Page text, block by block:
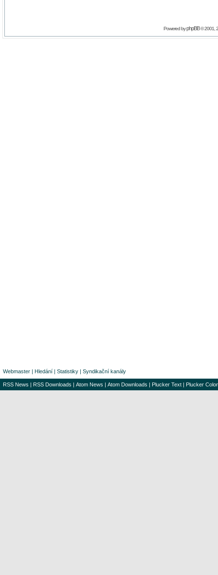
Powered byphpBB© 2001,
Webmaster | Hledání | Statistiky | Syndikační kanály
RSS News | RSS Downloads | Atom News | Atom Downloads | Plucker Text | Plucker Color